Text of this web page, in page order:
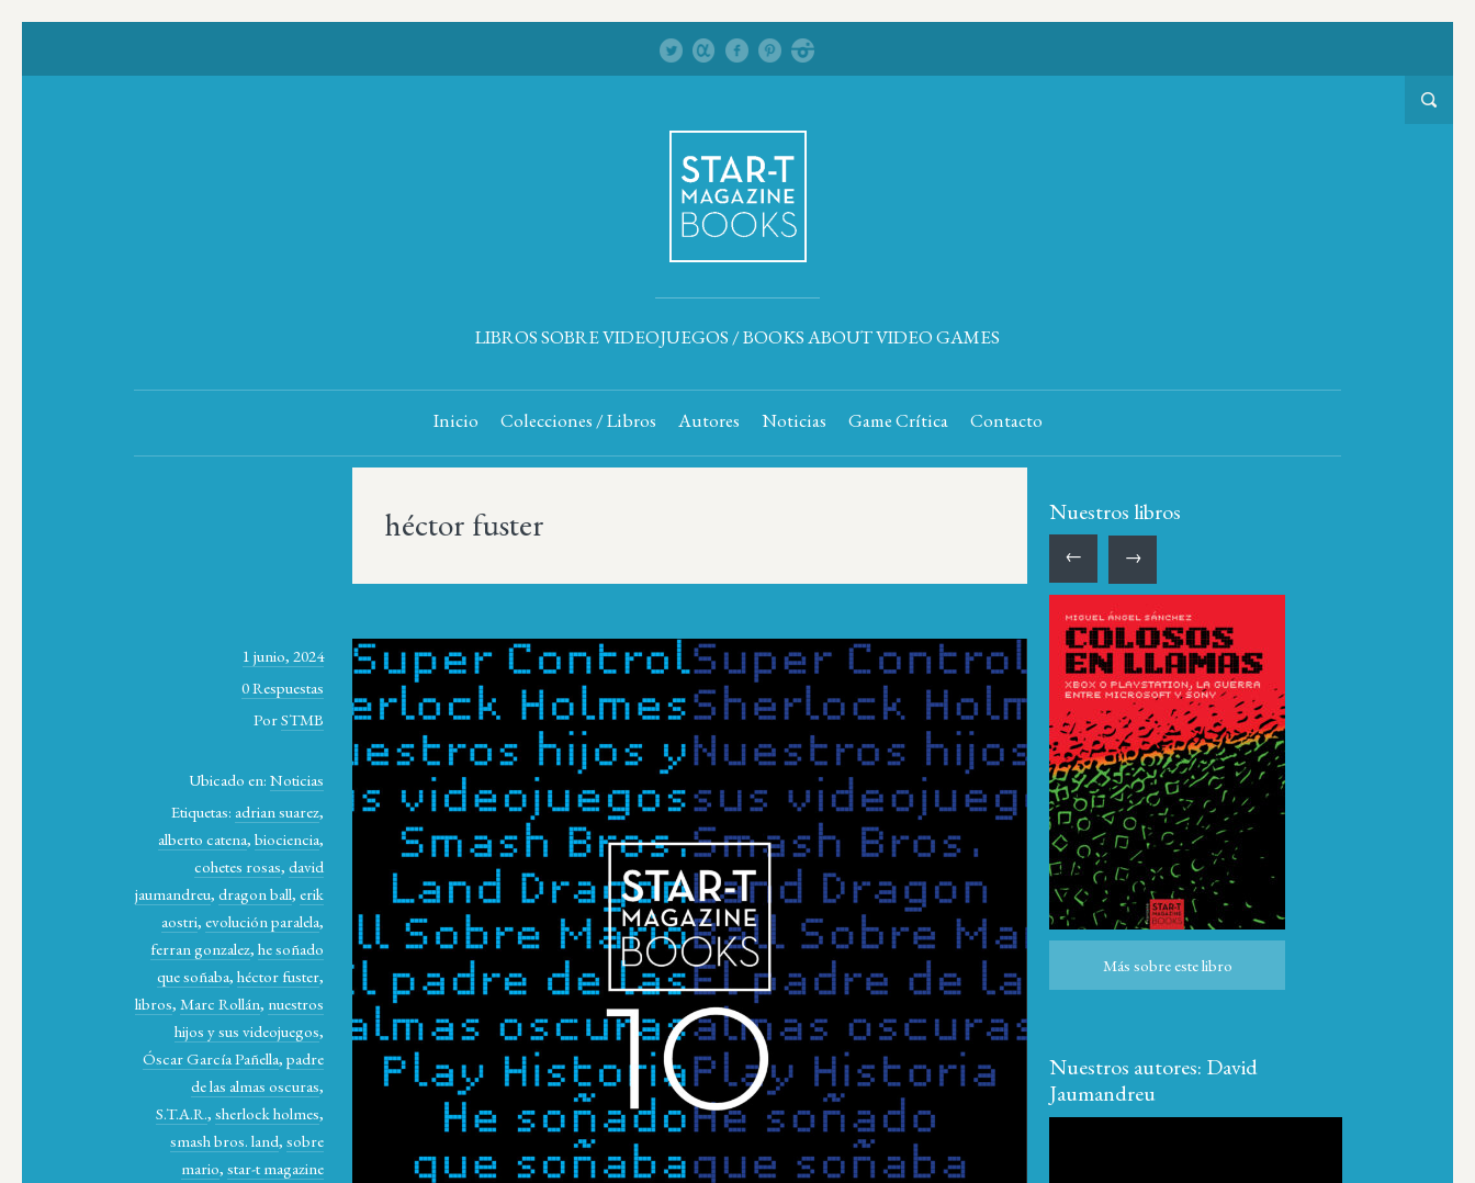
LIBROS SOBRE VIDEOJUEGOS / BOOKS ABOUT VIDEO GAMES
Inicio Colecciones / Libros Autores Noticias Game Crítica Contacto
héctor fuster
1 junio, 2024
0 Respuestas
PorSTMB
Ubicado en:Noticias
Etiquetas: adrian suarez,
alberto catena,biociencia,
cohetes rosas,david
jaumandreu,dragon ball,erik
aostri,evolución paralela,
ferran gonzalez,he soñado
que soñaba,héctor fuster,
libros,Marc Rollán, nuestros
hijos y sus videojuegos,
Óscar García Pañella,padre
de las almas oscuras,
S.T.A.R.,sherlock holmes,
smash bros. land,sobre
mario,star-t magazine
Nuestros libros
← →
Más sobre este libro Más sobre este libro
Nuestros autores: David
Jaumandreu